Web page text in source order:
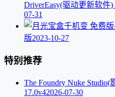
DriverEasy(驱动更新软件
07-31
版2023-10-27
特别推荐
The Foundry Nuke
17.0v42026-07-30